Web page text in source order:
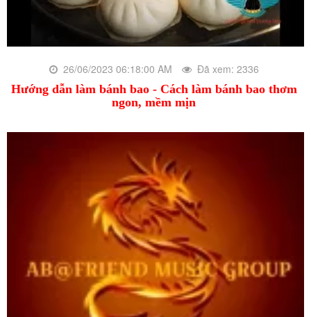
26/06/2023 06:18:00 AM Đã xem: 2336
Hướng dẫn làm bánh bao - Cách làm bánh bao thơm
ngon, mềm mịn